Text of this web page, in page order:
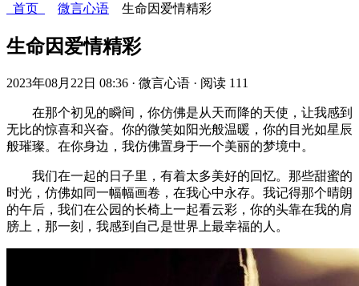
首页
微言心语 生命因爱情精彩
生命因爱情精彩
2023年08月22日 08:36 · 微言心语 · 阅读 111
在那个初见的瞬间，你仿佛是从天而降的天使，让我感到
无比的惊喜和兴奋。你的微笑如阳光般温暖，你的目光如星辰
般璀璨。在你身边，我仿佛置身于一个美丽的梦境中。
我们在一起的日子里，有着太多美好的回忆。那些甜蜜的
时光，仿佛如同一幅幅画卷，在我心中永存。我记得那个晴朗
的午后，我们在公园的长椅上一起看云彩，你的头靠在我的肩
膀上，那一刻，我感到自己是世界上最幸福的人。